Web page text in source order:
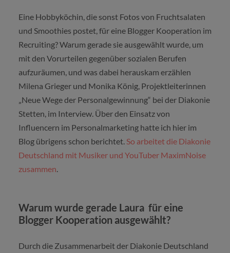
Eine Hobbyköchin, die sonst Fotos von Fruchtsalaten
und Smoothies postet, für eine Blogger Kooperation im
Recruiting? Warum gerade sie ausgewählt wurde, um
mit den Vorurteilen gegenüber sozialen Berufen
aufzuräumen, und was dabei herauskam erzählen
Milena Grieger und Monika König, Projektleiterinnen
„Neue Wege der Personalgewinnung“ bei der Diakonie
Stetten, im Interview. Über den Einsatz von
Influencern im Personalmarketing hatte ich hier im
Blog übrigens schon berichtet. So arbeitet die Diakonie
Deutschland mit Musiker und YouTuber MaximNoise
zusammen
Warum wurde gerade Laura für eine
Blogger Kooperation ausgewählt?
Durch die Zusammenarbeit der Diakonie Deutschland